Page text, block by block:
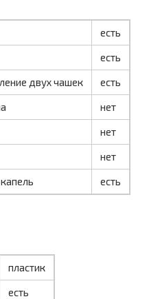
есть
есть
двух чашек
есть
нет
нет
нет
есть
пластик
есть